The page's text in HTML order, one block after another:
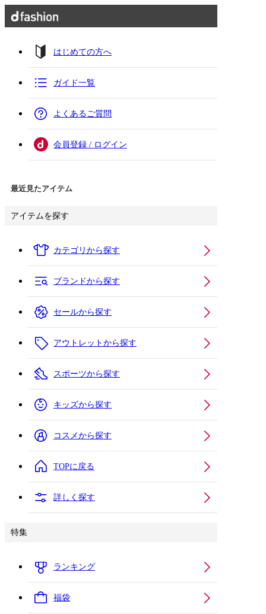
はじめての方へ
ガイド一覧
よくあるご質問
会員登録 / ログイン
最近見たアイテム
アイテムを探す
カテゴリから探す
ブランドから探す
セールから探す
アウトレットから探す
スポーツから探す
キッズから探す
コスメから探す
TOPに戻る
詳しく探す
特集
ランキング
福袋